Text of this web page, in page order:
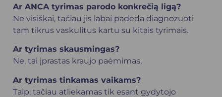
Ar ANCA tyrimas parodo konkrečią ligą?
Ne visiškai, tačiau jis labai padeda diagnozuoti
tam tikrus vaskulitus kartu su kitais tyrimais.
Ar tyrimas skausmingas?
Ne, tai įprastas kraujo paėmimas.
Ar tyrimas tinkamas vaikams?
Taip, tačiau atliekamas tik esant gydytojo